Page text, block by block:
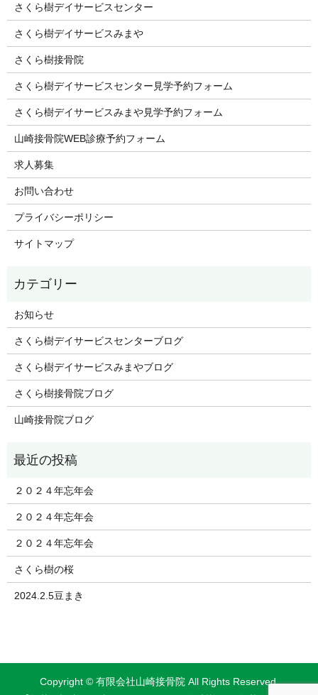
さくら樹デイサービスセンター
さくら樹デイサービスみまや
さくら樹接骨院
さくら樹デイサービスセンター見学予約フォーム
さくら樹デイサービスみまや見学予約フォーム
山崎接骨院WEB診療予約フォーム
求人募集
お問い合わせ
プライバシーポリシー
サイトマップ
お知らせ
さくら樹デイサービスセンターブログ
さくら樹デイサービスみまやブログ
さくら樹接骨院ブログ
山崎接骨院ブログ
２０２４年忘年会
２０２４年忘年会
２０２４年忘年会
さくら樹の桜
2024.2.5豆まき
Copyright © 有限会社山崎接骨院 All Rights Reserved.